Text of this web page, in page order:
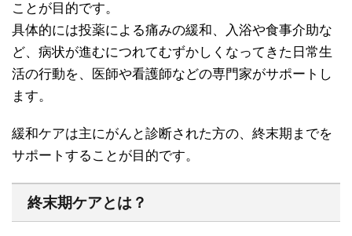
ことが目的です。
具体的には投薬による痛みの緩和、入浴や食事介助な
ど、病状が進むにつれてむずかしくなってきた日常生
活の行動を、医師や看護師などの専門家がサポートし
ます。
緩和ケアは主にがんと診断された方の、終末期までを
サポートすることが目的です。
終末期ケアとは？